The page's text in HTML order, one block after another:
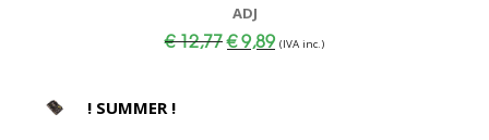
ADJ
€12,77Il
prezzo
€9,89Il
prezzo
(IVA inc.)
! SUMMER !